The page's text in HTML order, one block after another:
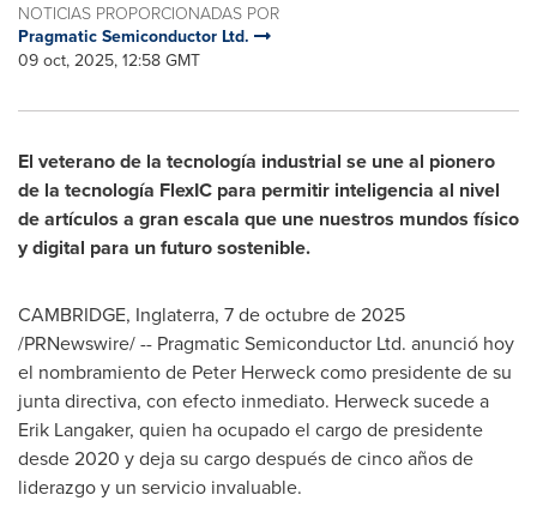
NOTICIAS PROPORCIONADAS POR
Pragmatic Semiconductor Ltd.
09 oct, 2025, 12:58 GMT
El veterano de la tecnología industrial se une al pionero
de la tecnología FlexIC para permitir inteligencia al nivel
de artículos a gran escala que une nuestros mundos físico
y digital para un futuro sostenible.
CAMBRIDGE, Inglaterra, 7 de octubre de 2025
/PRNewswire/ -- Pragmatic Semiconductor Ltd. anunció hoy
el nombramiento de Peter Herweck como presidente de su
junta directiva, con efecto inmediato. Herweck sucede a
Erik Langaker, quien ha ocupado el cargo de presidente
desde 2020 y deja su cargo después de cinco años de
liderazgo y un servicio invaluable.